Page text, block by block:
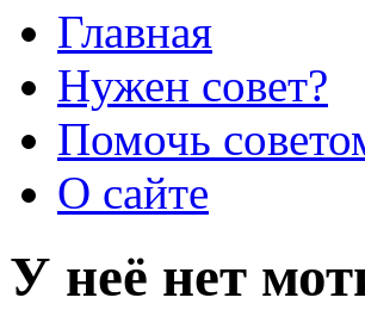
Главная
Нужен совет?
Помочь
О сайте
У неё нет